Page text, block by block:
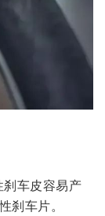
刹车皮容易产
刹车片。